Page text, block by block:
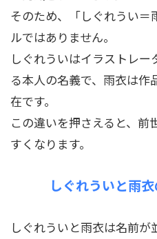
そのため、「しぐれうい＝
ルではありません。
しぐれういはイラストレ
る本人の名義で、雨衣は
在です。
この違いを押さえると、
すくなります。
しぐれういと雨
しぐれういと雨衣は名前